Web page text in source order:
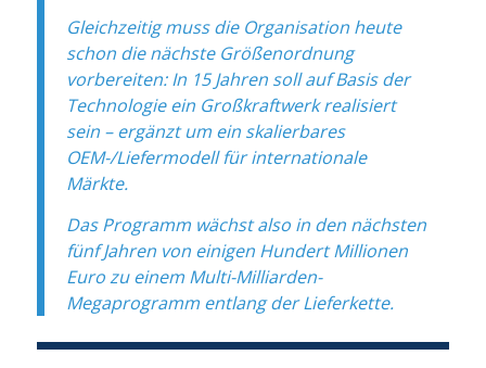
Gleichzeitig muss die Organisation heute
schon die nächste Größenordnung
vorbereiten: In 15 Jahren soll auf Basis der
Technologie ein Großkraftwerk realisiert
sein – ergänzt um ein skalierbares
OEM-/Liefermodell für internationale
Märkte.
Das Programm wächst also in den nächsten
fünf Jahren von einigen Hundert Millionen
Euro zu einem Multi-Milliarden-
Megaprogramm entlang der Lieferkette.